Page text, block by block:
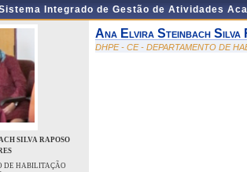
Integrado de Gestão de Atividades
SILVA RAPOSO
DE HABILITAÇÃO
Ana Elvira Steinbach Silva
DHPE - CE - DEPARTAMENTO DE